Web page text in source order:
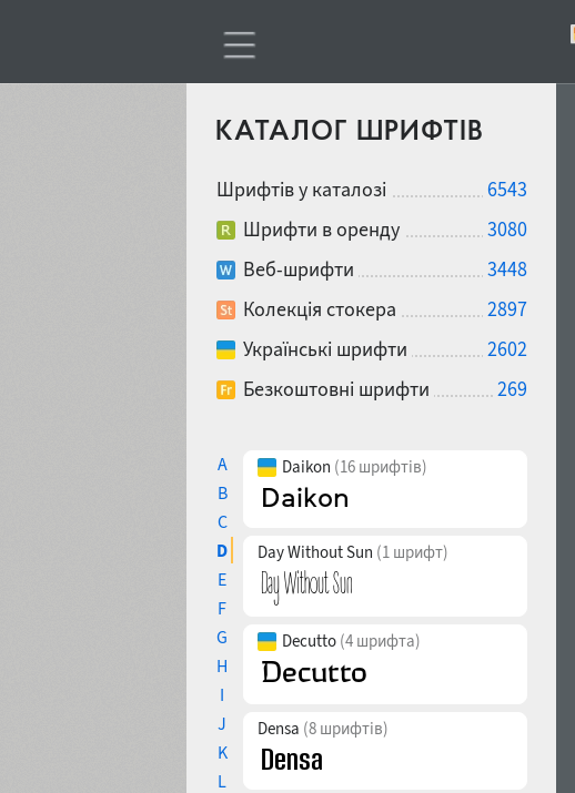
КАТАЛОГ ШРИФТІВ
Шрифтів у каталозі
6543
Шрифти в оренду
3080
Веб-шрифти
3448
Колекція стокера
2897
Українські шрифти
2602
Безкоштовні шрифти
269
A
B
C
D
E
F
G
H
I
J
K
L
Daikon (16 шрифтів)
Day Without Sun (1 шрифт)
Decutto (4 шрифта)
Densa (8 шрифтів)